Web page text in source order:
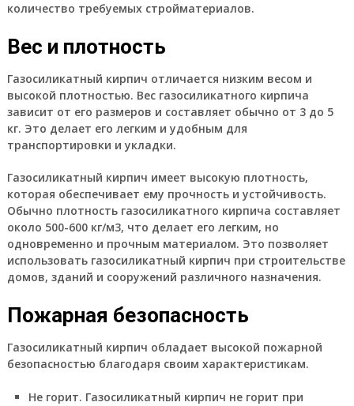
количество требуемых стройматериалов.
Вес и плотность
Газосиликатный кирпич отличается низким весом и
высокой плотностью. Вес газосиликатного кирпича
зависит от его размеров и составляет обычно от 3 до 5
кг. Это делает его легким и удобным для
транспортировки и укладки.
Газосиликатный кирпич имеет высокую плотность,
которая обеспечивает ему прочность и устойчивость.
Обычно плотность газосиликатного кирпича составляет
около 500-600 кг/м3, что делает его легким, но
одновременно и прочным материалом. Это позволяет
использовать газосиликатный кирпич при строительстве
домов, зданий и сооружений различного назначения.
Пожарная безопасность
Газосиликатный кирпич обладает высокой пожарной
безопасностью благодаря своим характеристикам.
Не горит. Газосиликатный кирпич не горит при